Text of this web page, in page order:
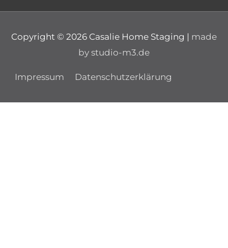
Copyright © 2026 Casalie Home Staging | made
by studio-m3.de
Impressum Datenschutzerklärung